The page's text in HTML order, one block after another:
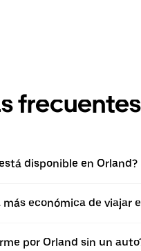
frecuentes
disponible en Orland?
más económica de viajar
por Orland sin un